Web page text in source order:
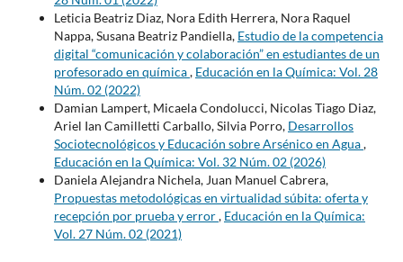
Leticia Beatriz Diaz, Nora Edith Herrera, Nora Raquel
Nappa, Susana Beatriz Pandiella, Estudio de la competencia
digital “comunicación y colaboración” en estudiantes de un
profesorado en química, Educación en la Química: Vol. 28
Núm. 02 (2022)
Damian Lampert, Micaela Condolucci, Nicolas Tiago Diaz,
Ariel Ian Camilletti Carballo, Silvia Porro, Desarrollos
Sociotecnológicos y Educación sobre Arsénico en Agua,
Educación en la Química: Vol. 32 Núm. 02 (2026)
Daniela Alejandra Nichela, Juan Manuel Cabrera,
Propuestas metodológicas en virtualidad súbita: oferta y
recepción por prueba y error, Educación en la Química:
Vol. 27 Núm. 02 (2021)